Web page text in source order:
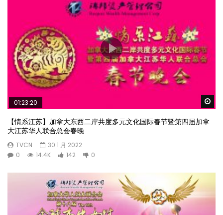
01:23:20
【情系江苏】加拿大东西二岸共度多元文化国际春节暨第四届加拿
大江苏华人联合总会春晚
TVCN
30 1 月 2022
0
14.4K 142 0